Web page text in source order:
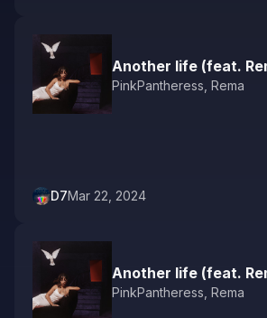
Another life (feat.
PinkPantheress Rema
D7Mar 22, 2024
Another life (feat.
PinkPantheress Rema